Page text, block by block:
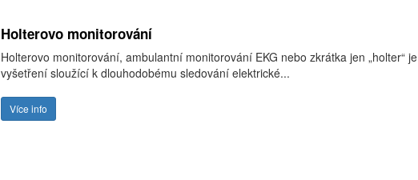
Holterovo monitorování
Holterovo monitorování, ambulantní monitorování EKG nebo zkrátka jen „holter“ je
vyšetření sloužící k dlouhodobému sledování elektrické...
Více info